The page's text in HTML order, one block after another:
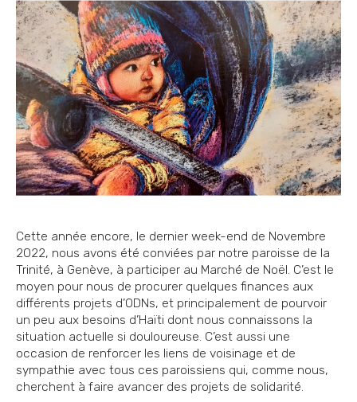
Cette année encore, le dernier week-end de Novembre
2022, nous avons été conviées par notre paroisse de la
Trinité, à Genève, à participer au Marché de Noël. C’est le
moyen pour nous de procurer quelques finances aux
différents projets d’ODNs, et principalement de pourvoir
un peu aux besoins d’Haïti dont nous connaissons la
situation actuelle si douloureuse. C’est aussi une
occasion de renforcer les liens de voisinage et de
sympathie avec tous ces paroissiens qui, comme nous,
cherchent à faire avancer des projets de solidarité.